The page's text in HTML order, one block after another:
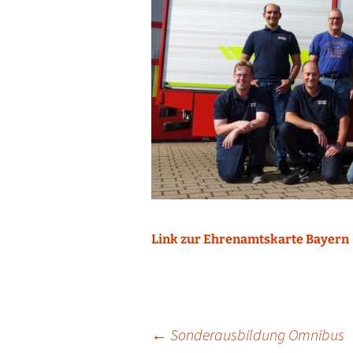
Link zur Ehrenamtskarte Bayern
← Sonderausbildung Omnibus